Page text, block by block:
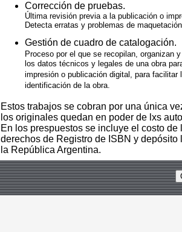
Corrección de pruebas.
Última revisión previa a la publicación o
Detecta erratas y problemas de
Gestión de cuadro de catalogación.
Proceso por el que se recopilan, organizan
los datos técnicos y legales de una obra
impresión o publicación digital, para facilitar
identificación de la obra.
Estos trabajos se cobran por una única
los originales quedan en poder de lxs
En los prespuestos se incluye el costo de
derechos de Registro de ISBN y depósito
la República Argentina.